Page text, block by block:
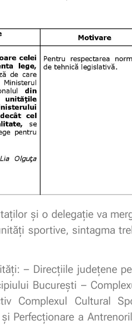
și o delegație va
sportive, sintagma
– Direcţiile judeţene
Bucureşti –
Complexul Cultural
Perfecţionare a